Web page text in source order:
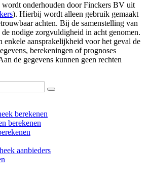
wordt onderhouden door Finckers BV uit
). Hierbij wordt alleen gebruik gemaakt
achten. Bij de samenstelling van
nodige zorgvuldigheid in acht genomen.
enkele aansprakelijkheid voor het geval de
berekeningen of prognoses
de gegevens kunnen geen rechten
berekenen
berekenen
aanbieders